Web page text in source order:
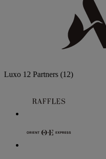
Luxo 12 Partners (12)